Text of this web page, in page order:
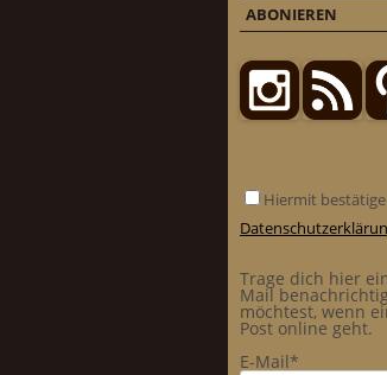
ABONIEREN
Hiermit
Trage dich hier
Mail
möchtest, wenn
Post online geht.
E-Mail*